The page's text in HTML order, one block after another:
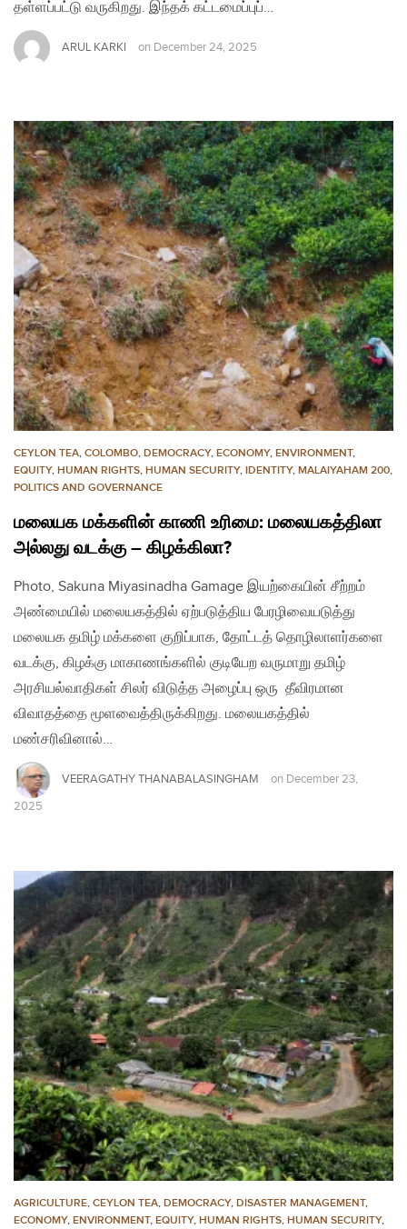
தள்ளப்பட்டு வருகிறது. இந்தக் கட்டமைப்புப்…
ARUL KARKI on December 24, 2025
CEYLON TEA, COLOMBO, DEMOCRACY, ECONOMY, ENVIRONMENT,
EQUITY, HUMAN RIGHTS, HUMAN SECURITY, IDENTITY, MALAIYAHAM 200,
POLITICS AND GOVERNANCE
மலையக மக்களின் காணி உரிமை: மலையகத்திலா
அல்லது வடக்கு – கிழக்கிலா?
Photo, Sakuna Miyasinadha Gamage இயற்கையின் சீற்றம்
அண்மையில் மலையகத்தில் ஏற்படுத்திய பேரழிவையடுத்து
மலையக தமிழ் மக்களை குறிப்பாக, தோட்டத் தொழிலாளர்களை
வடக்கு, கிழக்கு மாகாணங்களில் குடியேற வருமாறு தமிழ்
அரசியல்வாதிகள் சிலர் விடுத்த அழைப்பு ஒரு தீவிரமான
விவாதத்தை மூளவைத்திருக்கிறது. மலையகத்தில்
மண்சரிவினால்…
VEERAGATHY THANABALASINGHAM on December 23,
2025
AGRICULTURE, CEYLON TEA, DEMOCRACY, DISASTER MANAGEMENT,
ECONOMY, ENVIRONMENT, EQUITY, HUMAN RIGHTS, HUMAN SECURITY,